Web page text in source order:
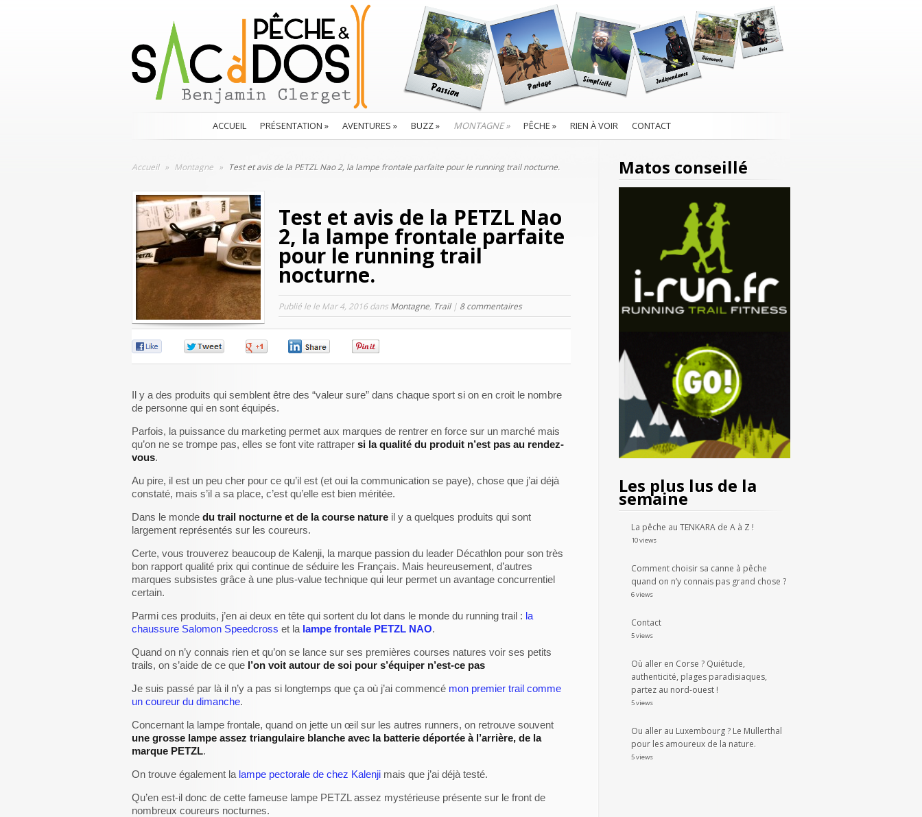
ACCUEIL PRÉSENTATION » AVENTURES » BUZZ» MONTAGNE» PÊCHE » RIEN À VOIR CONTACT
Accueil » Montagne » Test et avis de la PETZL Nao 2, la lampe frontale parfaite pour le running trail nocturne.
Test et avis de la PETZL Nao
2, la lampe frontale parfaite
pour le running trail
nocturne.
Publié le le Mar 4, 2016 dans Montagne, Trail| 8 commentaires
Il y a des produits qui semblent être des “valeur sure” dans chaque sport si on en croit le nombre
de personne qui en sont équipés.
Parfois, la puissance du marketing permet aux marques de rentrer en force sur un marché mais
qu’on ne se trompe pas, elles se font vite rattraper si la qualité du produit n’est pas au rendez-
vous.
Au pire, il est un peu cher pour ce qu’il est (et oui la communication se paye), chose que j’ai déjà
constaté, mais s’il a sa place, c’est qu’elle est bien méritée.
Dans le monde du trail nocturne et de la course nature il y a quelques produits qui sont
largement représentés sur les coureurs.
Certe, vous trouverez beaucoup de Kalenji, la marque passion du leader Décathlon pour son très
bon rapport qualité prix qui continue de séduire les Français. Mais heureusement, d’autres
marques subsistes grâce à une plus-value technique qui leur permet un avantage concurrentiel
certain.
Parmi ces produits, j’en ai deux en tête qui sortent du lot dans le monde du running trail : la
chaussure Salomon Speedcross et la lampe frontale PETZL NAO.
Quand on n’y connais rien et qu’on se lance sur ses premières courses natures voir ses petits
trails, on s’aide de ce que l’on voit autour de soi pour s’équiper n’est-ce pas
Je suis passé par là il n’y a pas si longtemps que ça où j’ai commencé mon premier trail comme
un coureur du dimanche.
Concernant la lampe frontale, quand on jette un œil sur les autres runners, on retrouve souvent
une grosse lampe assez triangulaire blanche avec la batterie déportée à l’arrière, de la
marque PETZL.
On trouve également la lampe pectorale de chez Kalenji mais que j’ai déjà testé.
Qu’en est-il donc de cette fameuse lampe PETZL assez mystérieuse présente sur le front de
nombreux coureurs nocturnes.
Matos conseillé
Les plus lus de la
semaine
La pêche au TENKARA de A à Z !
10 views
Comment choisir sa canne à pêche
quand on n’y connais pas grand chose ?
6 views
Contact
5 views
Où aller en Corse ? Quiétude,
authenticité, plages paradisiaques,
partez au nord-ouest !
5 views
Ou aller au Luxembourg ? Le Mullerthal
pour les amoureux de la nature.
5 views